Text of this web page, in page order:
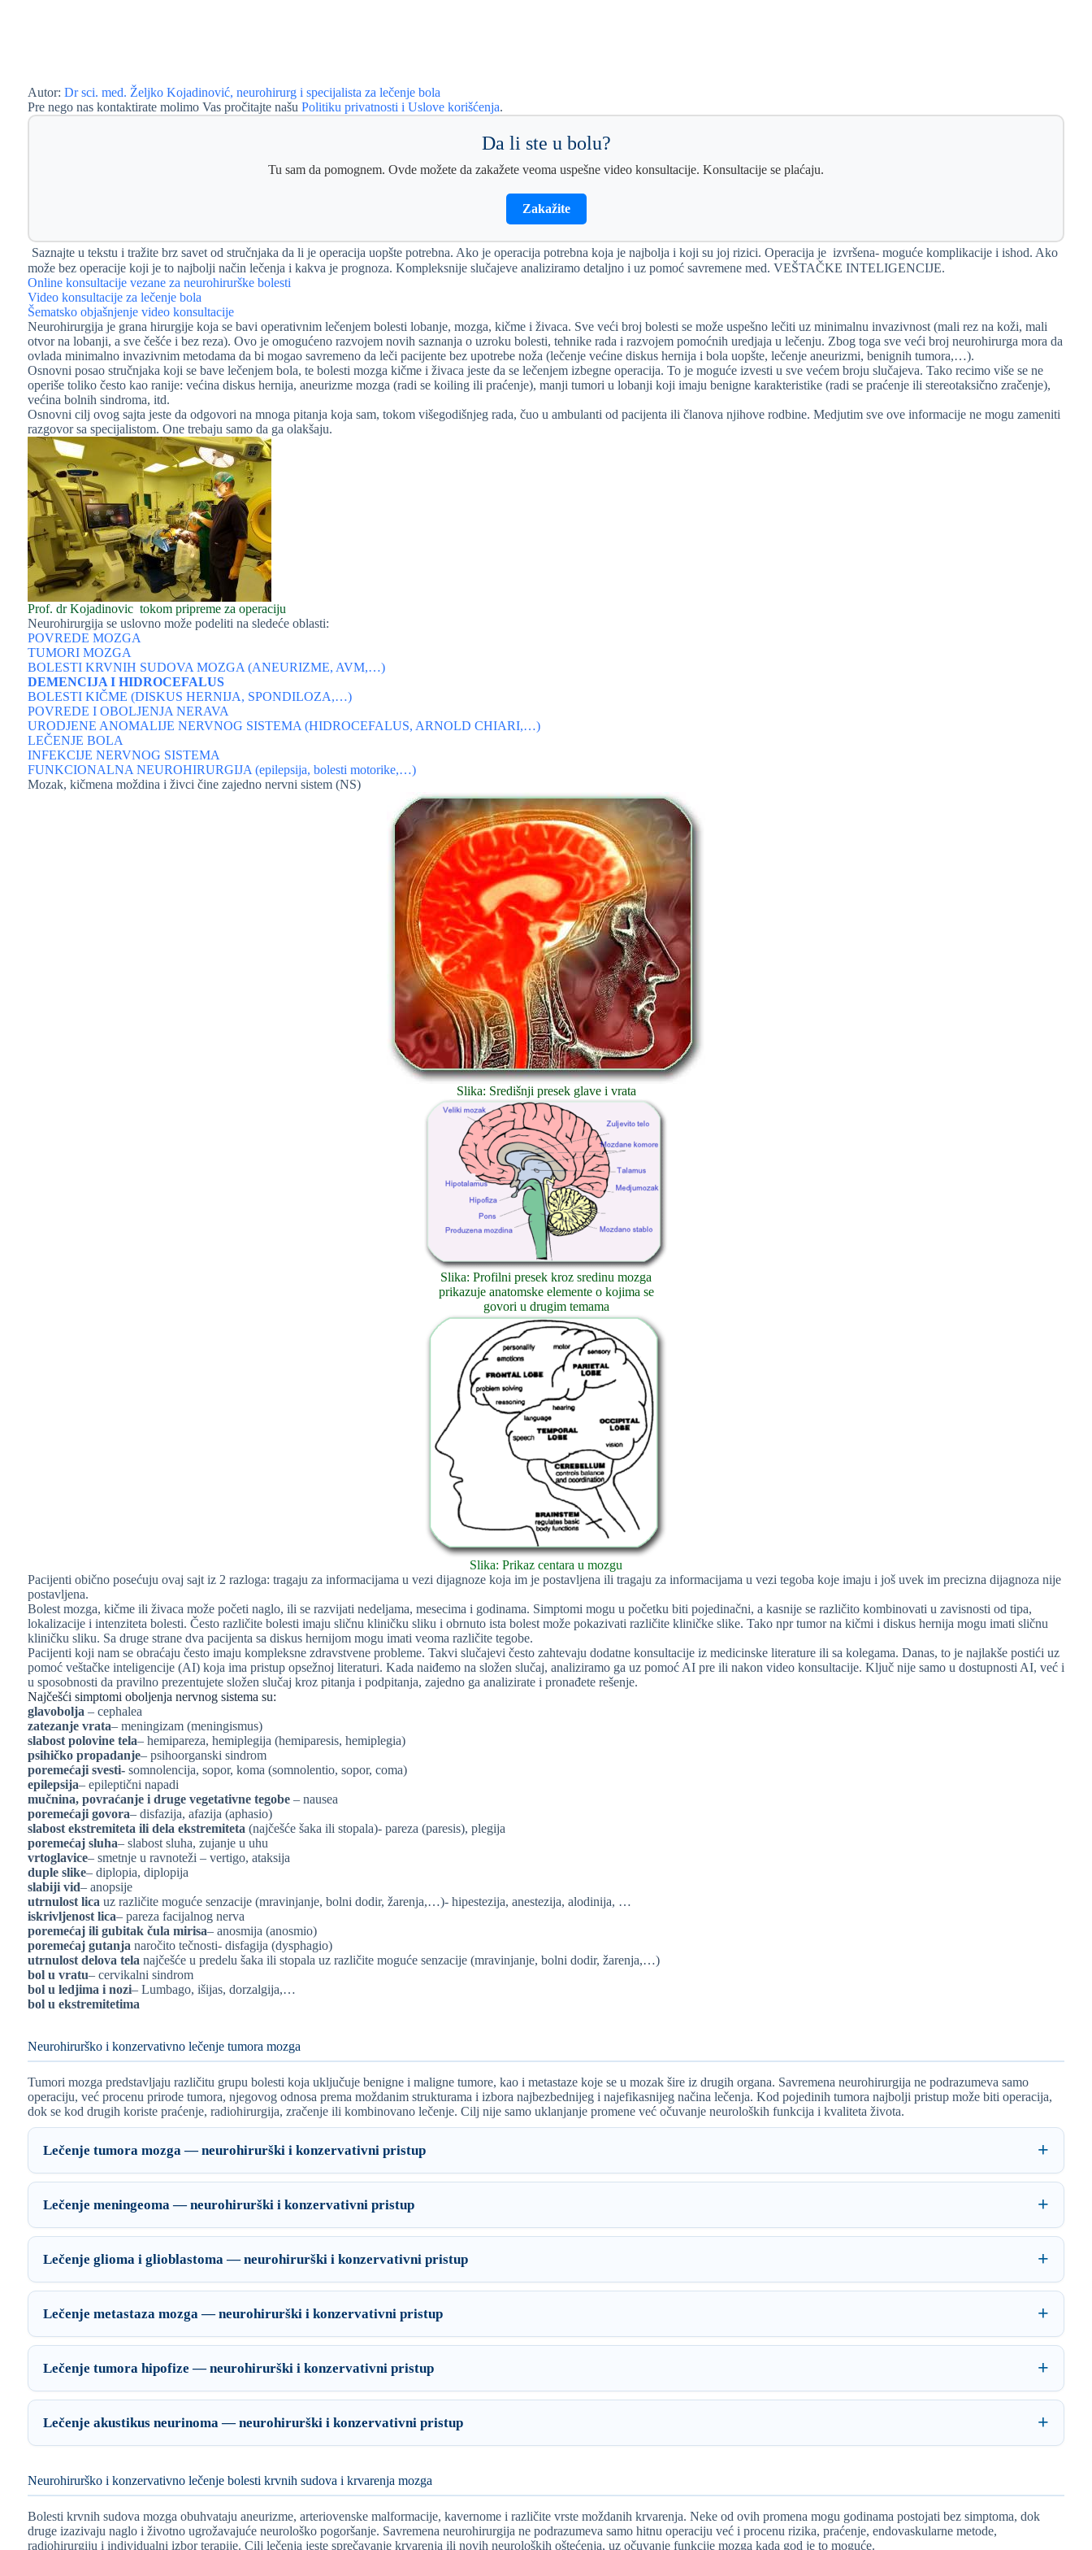
Autor: Dr sci. med. Željko Kojadinović, neurohirurg i specijalista za lečenje bola
Pre nego nas kontaktirate molimo Vas pročitajte našu Politiku privatnosti i Uslove korišćenja.
Da li ste u bolu?
Tu sam da pomognem. Ovde možete da zakažete veoma uspešne video konsultacije. Konsultacije se plaćaju.
Zakažite
Saznajte u tekstu i tražite brz savet od stručnjaka da li je operacija uopšte potrebna. Ako je operacija potrebna koja je najbolja i koji su joj rizici. Operacija je izvršena- moguće komplikacije i ishod. Ako
može bez operacije koji je to najbolji način lečenja i kakva je prognoza. Kompleksnije slučajeve analiziramo detaljno i uz pomoć savremene med. VEŠTAČKE INTELIGENCIJE.
Online konsultacije vezane za neurohirurške bolesti
Video konsultacije za lečenje bola
Šematsko objašnjenje video konsultacije
Neurohirurgija je grana hirurgije koja se bavi operativnim lečenjem bolesti lobanje, mozga, kičme i živaca. Sve veći broj bolesti se može uspešno lečiti uz minimalnu invazivnost (mali rez na koži, mali
otvor na lobanji, a sve češće i bez reza). Ovo je omogućeno razvojem novih saznanja o uzroku bolesti, tehnike rada i razvojem pomoćnih uredjaja u lečenju. Zbog toga sve veći broj neurohirurga mora da
ovlada minimalno invazivnim metodama da bi mogao savremeno da leči pacijente bez upotrebe noža (lečenje većine diskus hernija i bola uopšte, lečenje aneurizmi, benignih tumora,…).
Osnovni posao stručnjaka koji se bave lečenjem bola, te bolesti mozga kičme i živaca jeste da se lečenjem izbegne operacija. To je moguće izvesti u sve većem broju slučajeva. Tako recimo više se ne
operiše toliko često kao ranije: većina diskus hernija, aneurizme mozga (radi se koiling ili praćenje), manji tumori u lobanji koji imaju benigne karakteristike (radi se praćenje ili stereotaksično zračenje),
većina bolnih sindroma, itd.
Osnovni cilj ovog sajta jeste da odgovori na mnoga pitanja koja sam, tokom višegodišnjeg rada, čuo u ambulanti od pacijenta ili članova njihove rodbine. Medjutim sve ove informacije ne mogu zameniti
razgovor sa specijalistom. One trebaju samo da ga olakšaju.
Prof. dr Kojadinovic tokom pripreme za operaciju
Neurohirurgija se uslovno može podeliti na sledeće oblasti:
POVREDE MOZGA
TUMORI MOZGA
BOLESTI KRVNIH SUDOVA MOZGA (ANEURIZME, AVM,…)
DEMENCIJA I HIDROCEFALUS
BOLESTI KIČME (DISKUS HERNIJA, SPONDILOZA,…)
POVREDE I OBOLJENJA NERAVA
URODJENE ANOMALIJE NERVNOG SISTEMA (HIDROCEFALUS, ARNOLD CHIARI,…)
LEČENJE BOLA
INFEKCIJE NERVNOG SISTEMA
FUNKCIONALNA NEUROHIRURGIJA (epilepsija, bolesti motorike,…)
Mozak, kičmena moždina i živci čine zajedno nervni sistem (NS)
Slika: Središnji presek glave i vrata
Slika: Profilni presek kroz sredinu mozga
prikazuje anatomske elemente o kojima se
govori u drugim temama
Slika: Prikaz centara u mozgu
Pacijenti obično posećuju ovaj sajt iz 2 razloga: tragaju za informacijama u vezi dijagnoze koja im je postavljena ili tragaju za informacijama u vezi tegoba koje imaju i još uvek im precizna dijagnoza nije
postavljena.
Bolest mozga, kičme ili živaca može početi naglo, ili se razvijati nedeljama, mesecima i godinama. Simptomi mogu u početku biti pojedinačni, a kasnije se različito kombinovati u zavisnosti od tipa,
lokalizacije i intenziteta bolesti. Često različite bolesti imaju sličnu kliničku sliku i obrnuto ista bolest može pokazivati različite kliničke slike. Tako npr tumor na kičmi i diskus hernija mogu imati sličnu
kliničku sliku. Sa druge strane dva pacijenta sa diskus hernijom mogu imati veoma različite tegobe.
Pacijenti koji nam se obraćaju često imaju kompleksne zdravstvene probleme. Takvi slučajevi često zahtevaju dodatne konsultacije iz medicinske literature ili sa kolegama. Danas, to je najlakše postići uz
pomoć veštačke inteligencije (AI) koja ima pristup opsežnoj literaturi. Kada naiđemo na složen slučaj, analiziramo ga uz pomoć AI pre ili nakon video konsultacije. Ključ nije samo u dostupnosti AI, već i
u sposobnosti da pravilno prezentujete složen slučaj kroz pitanja i podpitanja, zajedno ga analizirate i pronađete rešenje.
Najčešći simptomi oboljenja nervnog sistema su:
glavobolja – cephalea
zatezanje vrata– meningizam (meningismus)
slabost polovine tela– hemipareza, hemiplegija (hemiparesis, hemiplegia)
psihičko propadanje– psihoorganski sindrom
poremećaji svesti-somnolencija, sopor, koma (somnolentio, sopor, coma)
epilepsija– epileptični napadi
mučnina, povraćanje i druge vegetativne tegobe– nausea
poremećaji govora– disfazija, afazija (aphasio)
slabost ekstremiteta ili dela ekstremiteta (najčešće šaka ili stopala)- pareza (paresis), plegija
poremećaj sluha– slabost sluha, zujanje u uhu
vrtoglavice– smetnje u ravnoteži – vertigo, ataksija
duple slike– diplopia, diplopija
slabiji vid– anopsije
utrnulost lica uz različite moguće senzacije (mravinjanje, bolni dodir, žarenja,…)- hipestezija, anestezija, alodinija, …
iskrivljenost lica– pareza facijalnog nerva
poremećaj ili gubitak čula mirisa– anosmija (anosmio)
poremećaj gutanja naročito tečnosti- disfagija (dysphagio)
utrnulost delova tela najčešće u predelu šaka ili stopala uz različite moguće senzacije (mravinjanje, bolni dodir, žarenja,…)
bol u vratu– cervikalni sindrom
bol u ledjima i nozi– Lumbago, išijas, dorzalgija,…
bol u ekstremitetima
Neurohirurško i konzervativno lečenje tumora mozga
Tumori mozga predstavljaju različitu grupu bolesti koja uključuje benigne i maligne tumore, kao i metastaze koje se u mozak šire iz drugih organa. Savremena neurohirurgija ne podrazumeva samo
operaciju, već procenu prirode tumora, njegovog odnosa prema moždanim strukturama i izbora najbezbednijeg i najefikasnijeg načina lečenja. Kod pojedinih tumora najbolji pristup može biti operacija,
dok se kod drugih koriste praćenje, radiohirurgija, zračenje ili kombinovano lečenje. Cilj nije samo uklanjanje promene već očuvanje neuroloških funkcija i kvaliteta života.
Lečenje tumora mozga — neurohirurški i konzervativni pristup
Lečenje meningeoma — neurohirurški i konzervativni pristup
Lečenje glioma i glioblastoma — neurohirurški i konzervativni pristup
Lečenje metastaza mozga — neurohirurški i konzervativni pristup
Lečenje tumora hipofize — neurohirurški i konzervativni pristup
Lečenje akustikus neurinoma — neurohirurški i konzervativni pristup
Neurohirurško i konzervativno lečenje bolesti krvnih sudova i krvarenja mozga
Bolesti krvnih sudova mozga obuhvataju aneurizme, arteriovenske malformacije, kavernome i različite vrste moždanih krvarenja. Neke od ovih promena mogu godinama postojati bez simptoma, dok
druge izazivaju naglo i životno ugrožavajuće neurološko pogoršanje. Savremena neurohirurgija ne podrazumeva samo hitnu operaciju već i procenu rizika, praćenje, endovaskularne metode,
radiohirurgiju i individualni izbor terapije. Cilj lečenja jeste sprečavanje krvarenja ili novih neuroloških oštećenja, uz očuvanje funkcije mozga kada god je to moguće.